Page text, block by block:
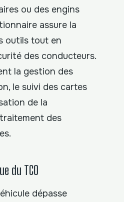
ou des engins
assure la
outils tout en
des conducteurs.
la gestion des
le suivi des cartes
de la
des
du TCO
dépasse